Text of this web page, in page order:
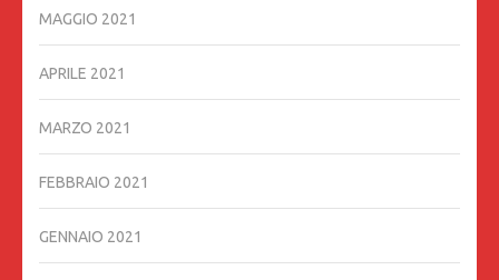
MAGGIO 2021
APRILE 2021
MARZO 2021
FEBBRAIO 2021
GENNAIO 2021